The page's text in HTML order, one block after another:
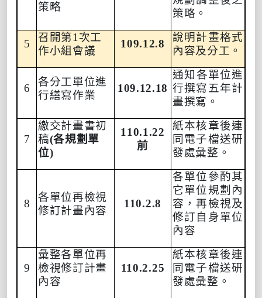
策略
策略 。
5
召開第1 次工
作小組會議
109.12.8
說明計畫格式
內容及分工。
6
各分工單位進
行繕寫作業
109.12.18
通知各單位進
行撰寫 五年計
畫撰寫 。
7
繳交計畫書初
稿(各規劃單
位)
110.1.22
前
紙本核章後連
同電子檔送研
發處彙整。
8
各單位再檢視
修訂計畫內容
110.2.8
各單位參酌其
它單位規劃內
容，再檢視及
修訂自身單位
內容
9
彙整各單位再
檢視修訂計畫
內容
110.2.25
紙本核章後連
同電子檔送研
發處彙整。